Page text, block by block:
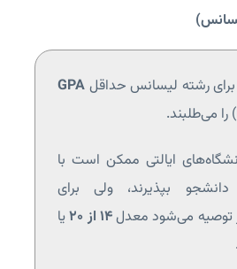
برای رشته‌ لیسانس حداقل GPA
ایالتی ممکن است با
بپذیرند، ولی برای
توصیه می‌شود معدل۱۴ از ۲۰
یا